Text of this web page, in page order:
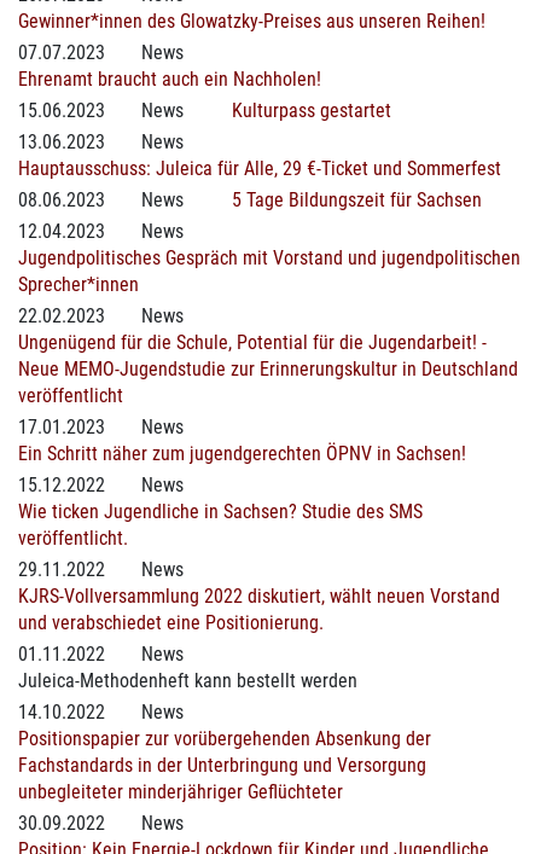
Gewinner*innen des Glowatzky-Preises aus unseren Reihen!
07.07.2023
News
Ehrenamt braucht auch ein Nachholen!
15.06.2023
News
Kulturpass gestartet
13.06.2023
News
Hauptausschuss: Juleica für Alle, 29 €-Ticket und Sommerfest
08.06.2023
News
5 Tage Bildungszeit für Sachsen
12.04.2023
News
Jugendpolitisches Gespräch mit Vorstand und jugendpolitischen
Sprecher*innen
22.02.2023
News
Ungenügend für die Schule, Potential für die Jugendarbeit! -
Neue MEMO-Jugendstudie zur Erinnerungskultur in Deutschland
veröffentlicht
17.01.2023
News
Ein Schritt näher zum jugendgerechten ÖPNV in Sachsen!
15.12.2022
News
Wie ticken Jugendliche in Sachsen? Studie des SMS
veröffentlicht.
29.11.2022
News
KJRS-Vollversammlung 2022 diskutiert, wählt neuen Vorstand
und verabschiedet eine Positionierung.
01.11.2022
News
Juleica-Methodenheft kann bestellt werden
14.10.2022
News
Positionspapier zur vorübergehenden Absenkung der
Fachstandards in der Unterbringung und Versorgung
unbegleiteter minderjähriger Geflüchteter
30.09.2022
News